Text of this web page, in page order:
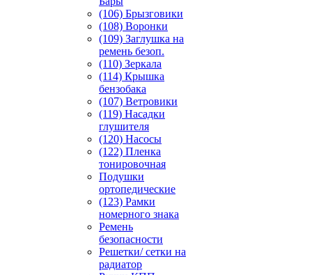
(106) Брызговики
(108) Воронки
(109) Заглушка на
ремень безоп.
(110) Зеркала
(114) Крышка
бензобака
(107) Ветровики
(119) Насадки
глушителя
(120) Насосы
(122) Пленка
тонировочная
Подушки
ортопедические
(123) Рамки
номерного знака
Ремень
безопасности
Решетки/ сетки на
радиатор